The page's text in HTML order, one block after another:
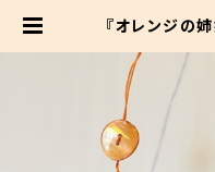
『オレンジの